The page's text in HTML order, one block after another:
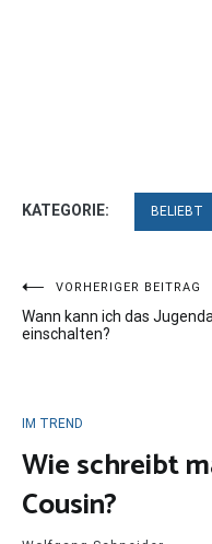
KATEGORIE: BELIEBT
Beitragsnavigation
VORHERIGER BEITRAG
Wann kann ich das
einschalten?
IM TREND
Wie schreibt
Cousin?